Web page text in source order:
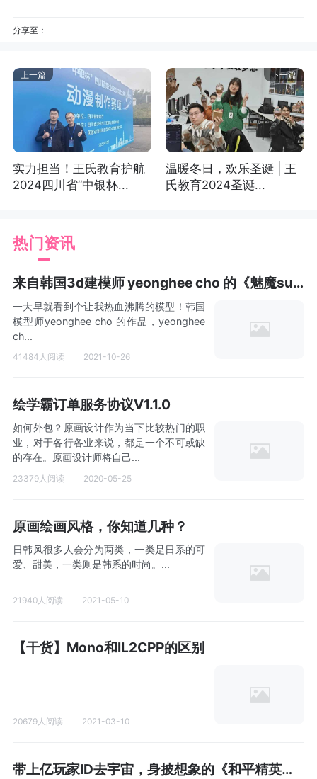
分享至：
上一篇
实力担当！王氏教育护航
2024四川省“中银杯...
下一篇
温暖冬日，欢乐圣诞 | 王
氏教育2024圣诞...
热门资讯
来自韩国3d建模师 yeonghee cho 的《魅魔succubus》，神还原啊！！！
一大早就看到个让我热血沸腾的模型！韩国
模型师yeonghee cho 的作品，yeonghee
ch...
41484人阅读 2021-10-26
绘学霸订单服务协议V1.1.0
如何外包？原画设计作为当下比较热门的职
业，对于各行各业来说，都是一个不可或缺
的存在。原画设计师将自己...
23379人阅读 2020-05-25
原画绘画风格，你知道几种？
日韩风很多人会分为两类，一类是日系的可
爱、甜美，一类则是韩系的时尚。...
21940人阅读 2021-05-10
【干货】Mono和IL2CPP的区别
20679人阅读 2021-03-10
带上亿玩家ID去宇宙，身披想象的《和平精英》要飞向何处？